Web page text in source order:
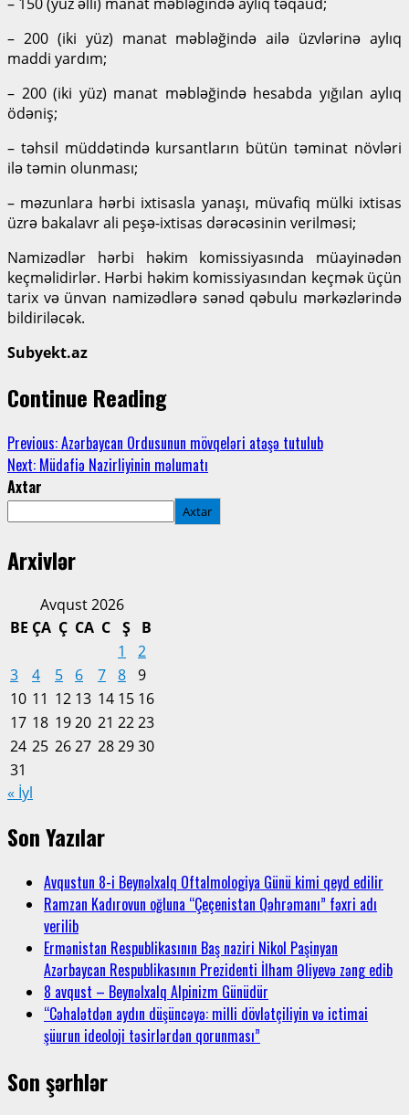
– 200 (iki yüz) manat məbləğində ailə üzvlərinə aylıq
maddi yardım;
– 200 (iki yüz) manat məbləğində hesabda yığılan aylıq
ödəniş;
– təhsil müddətində kursantların bütün təminat növləri
ilə təmin olunması;
– məzunlara hərbi ixtisasla yanaşı, müvafiq mülki ixtisas
üzrə bakalavr ali peşə-ixtisas dərəcəsinin verilməsi;
Namizədlər hərbi həkim komissiyasında müayinədən
keçməlidirlər. Hərbi həkim komissiyasından keçmək üçün
tarix və ünvan namizədlərə sənəd qəbulu mərkəzlərində
bildiriləcək.
Subyekt.az
Continue Reading
Previous:Azərbaycan Ordusunun mövqeləri atəşə tutulub
Next: Müdafiə Nazirliyinin məlumatı
Axtar
Axtar
Arxivlər
Avqust 2026
BE ÇA Ç CA C Ş
B
1
2
3
4 5 6 7 8 9
10 11 12 13 14 15 16
17 18 1920 21 2223
24 25 2627 282930
31
« İyl
Son Yazılar
Avqustun 8-i Beynəlxalq Oftalmologiya Günü kimi qeyd edilir
Ramzan Kadırovun oğluna “Çeçenistan Qəhrəmanı” fəxri adı
verilib
Ermənistan Respublikasının Baş naziri Nikol Paşinyan
Azərbaycan Respublikasının Prezidenti İlham Əliyevə zəng edib
8 avqust – Beynəlxalq Alpinizm Günüdür
“Cəhalətdən aydın düşüncəyə: milli dövlətçiliyin və ictimai
şüurun ideoloji təsirlərdən qorunması”
Son şərhlər